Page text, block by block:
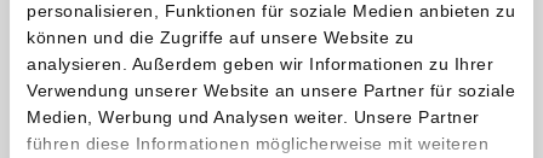
personalisieren, Funktionen für soziale Medien anbieten zu
können und die Zugriffe auf unsere Website zu
analysieren. Außerdem geben wir Informationen zu Ihrer
Verwendung unserer Website an unsere Partner für soziale
Medien, Werbung und Analysen weiter. Unsere Partner
führen diese Informationen möglicherweise mit weiteren
Kontakt und weitere Informationen
Dr. Patrick Fasching, MSc
Sportwissenschaftler
Verwaltungsleitung Privatklinik Maria Hilf